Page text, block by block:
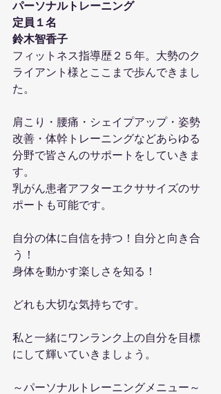
パーソナルトレーニング
定員１名
鈴木智香子
フィットネス指導歴２５年。大勢のク
ライアント様とここまで歩んできまし
た。
肩こり・腰痛・シェイプアップ・姿勢
改善・体幹トレーニングなどあらゆる
分野で皆さんのサポートをしていきま
す。
乳がん患者アフターエクササイズのサ
ポートも可能です。
自分の体に自信を持つ！自分と向き合
う！
身体を動かす楽しさを知る！
どれも大切な気持ちです。
私と一緒にワンランク上の自分を目標
にして輝いていきましょう。
～パーソナルトレーニングメニュー～